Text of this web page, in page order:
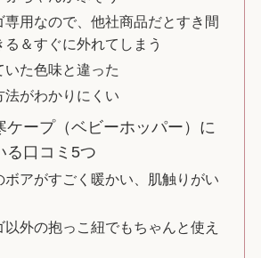
専用なので、他社商品だとすき間
る＆すぐに外れてしまう
いた色味と違った
法がわかりにくい
ケープ（ベビーホッパー）に
る口コミ5つ
ボアがすごく暖かい、肌触りがい
以外の抱っこ紐でもちゃんと使え